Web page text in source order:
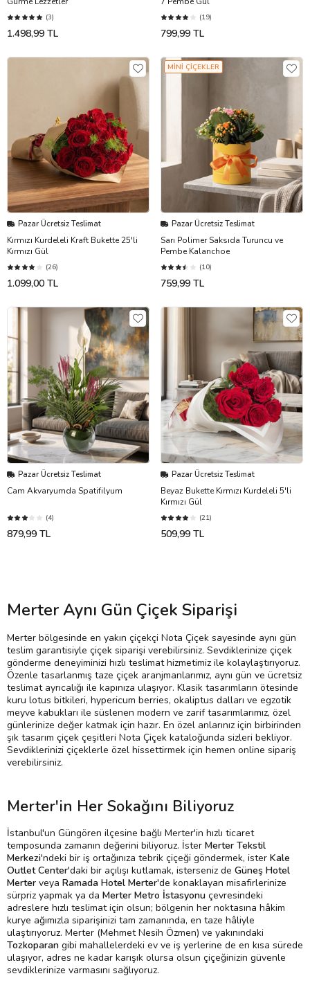
(3)
1.498,99 TL
(19)
799,99 TL
Pazar Ücretsiz Teslimat
Kırmızı Kurdeleli Kraft Bukette 25'li
Kırmızı Gül
(26)
1.099,00 TL
MİNİ ÇİÇEKLER
Pazar Ücretsiz Teslimat
Sarı Polimer Saksıda Turuncu ve
Pembe Kalanchoe
(10)
759,99 TL
Pazar Ücretsiz Teslimat
Cam Akvaryumda Spatifilyum
(4)
879,99 TL
Pazar Ücretsiz Teslimat
Beyaz Bukette Kırmızı Kurdeleli 5'li
Kırmızı Gül
(21)
509,99 TL
Merter Aynı Gün Çiçek Siparişi
Merter bölgesinde en yakın çiçekçi Nota Çiçek sayesinde aynı gün
teslim garantisiyle çiçek siparişi verebilirsiniz. Sevdiklerinize çiçek
gönderme deneyiminizi hızlı teslimat hizmetimiz ile kolaylaştırıyoruz.
Özenle tasarlanmış taze çiçek aranjmanlarımız, aynı gün ve ücretsiz
teslimat ayrıcalığı ile kapınıza ulaşıyor. Klasik tasarımların ötesinde
kuru lotus bitkileri, hypericum berries, okaliptus dalları ve egzotik
meyve kabukları ile süslenen modern ve zarif tasarımlarımız, özel
günlerinize değer katmak için hazır. En özel anlarınız için birbirinden
şık tasarım çiçek çeşitleri Nota Çiçek kataloğunda sizleri bekliyor.
Sevdiklerinizi çiçeklerle özel hissettirmek için hemen online sipariş
verebilirsiniz.
Merter'in Her Sokağını Biliyoruz
İstanbul'un Güngören ilçesine bağlı Merter'in hızlı ticaret
temposunda zamanın değerini biliyoruz. İster Merter Tekstil
Merkezi'ndeki bir iş ortağınıza tebrik çiçeği göndermek, ister Kale
Outlet Center'daki bir açılışı kutlamak, isterseniz de Güneş Hotel
Merter veya Ramada Hotel Merter'de konaklayan misafirlerinize
sürpriz yapmak ya da Merter Metro İstasyonu çevresindeki
adreslere hızlı teslimat için olsun; bölgenin her noktasına hâkim
kurye ağımızla siparişinizi tam zamanında, en taze hâliyle
ulaştırıyoruz. Merter (Mehmet Nesih Özmen) ve yakınındaki
Tozkoparan gibi mahallelerdeki ev ve iş yerlerine de en kısa sürede
ulaşıyor, adres ne kadar karışık olursa olsun çiçeğinizin güvenle
sevdiklerinize varmasını sağlıyoruz.